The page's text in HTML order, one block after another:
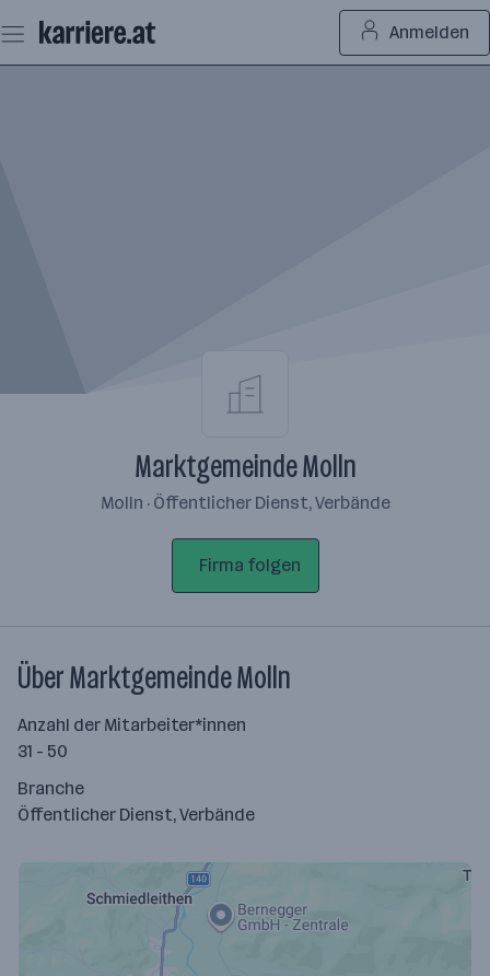
Seiteninhalt
springen
Anmelden
Marktgemeinde Molln
Molln · Öffentlicher Dienst, Verbände
Firma folgen
Über Marktgemeinde Molln
Anzahl der Mitarbeiter*innen
31 - 50
Branche
Öffentlicher Dienst, Verbände